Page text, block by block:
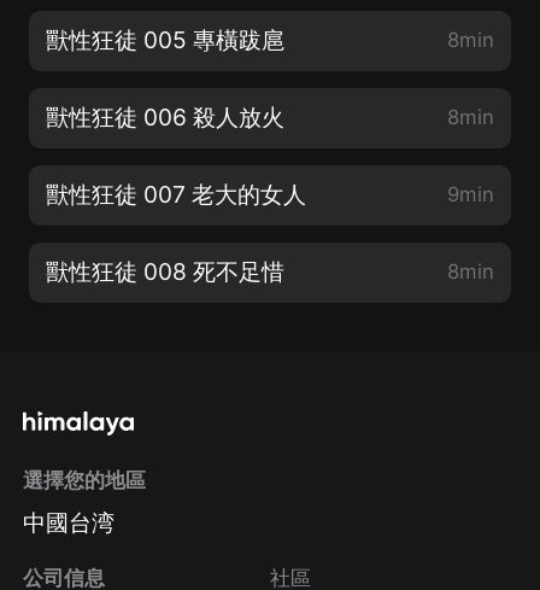
獸性狂徒 005 專橫跋扈 8min
獸性狂徒 006 殺人放火 8min
獸性狂徒 007 老大的女人 9min
獸性狂徒 008 死不足惜 8min
選擇您的地區
中國台湾
公司信息 社區